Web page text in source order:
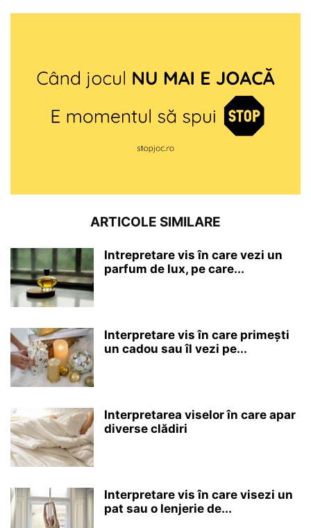
ARTICOLE SIMILARE
Intrepretare vis în care vezi un
parfum de lux, pe care...
Interpretare vis în care primești
un cadou sau îl vezi pe...
Interpretarea viselor în care apar
diverse clădiri
Interpretare vis în care visezi un
pat sau o lenjerie de...